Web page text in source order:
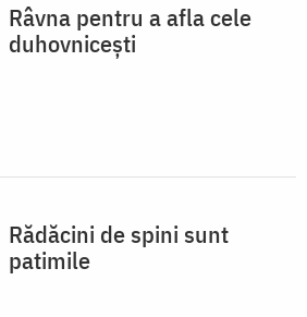
Râvna pentru a afla cele
duhovnicești
Rădăcini de spini sunt
patimile